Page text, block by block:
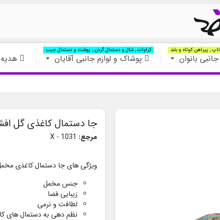
بانوان
, پیراهن کوتاه و بلند
پوشاک و لوازم جانبی آقایان
کراوات , شال و دستمال گردن , پوشت و دستمال جیب
جا دستمال کاغذی گل
مرجع:
ویژگی های جا دستمال کاغذی مخمل
جنس مخمل
زیبایی فضا
لطافت و نرمی
نظم دهی به دستمال های